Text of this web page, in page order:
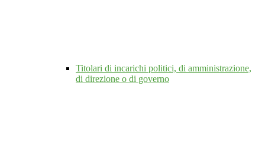
Titolari di incarichi politici, di amministrazione,
di direzione o di governo